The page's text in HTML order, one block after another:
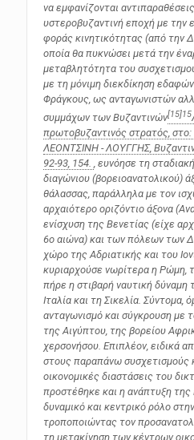
να εμφανίζονται
υστεροβυζαντινή εποχή με την
φοράς κινητικότητας (από την
οποία θα πυκνώσει μετά την
μεταβλητότητα του
με τη μόνιμη διεκδίκηση
Φράγκους, ως ανταγωνιστών
συμμάχων των Βυζαντινών[15]15
πρωτοβυζαντινός στρατός,
ΛΕΟΝΤΣΙΝΗ - ΛΟΥΓΓΗΣ,
92-93, 154.
, ευνόησε τη
διαγώνιου (βορειοανατολικού)
θάλασσας, παράλληλα με τον
αρχαιότερο οριζόντιο άξονα
ενίσχυση της Βενετίας (είχε
6ο αιώνα) και των πόλεων των
χώρο της Αδριατικής και του
κυριαρχούσε νωρίτερα η Ρώμη,
πήρε η στιβαρή ναυτική δύναμη
Ιταλία και τη Σικελία.
ανταγωνισμό και σύγκρουση με
της Αιγύπτου, της βορείου
χερσονήσου. Επιπλέον, ειδικά
στους παραπάνω συσχετισμούς
οικονομικές διαστάσεις του
προστέθηκε και η ανάπτυξη της
δυναμικό και κεντρικό ρόλο
τροποποιώντας τον
τη μετακίνηση των κέντρων